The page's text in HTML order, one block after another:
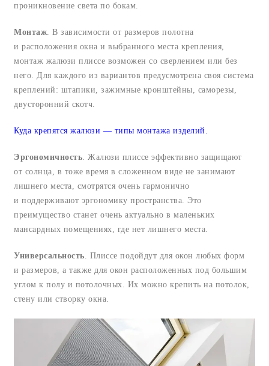
проникновение света по бокам.
Монтаж . В зависимости от размеров полотна
и расположения окна и выбранного места крепления,
монтаж жалюзи плиссе возможен со сверлением или без
него. Для каждого из вариантов предусмотрена своя система
креплений: штапики, зажимные кронштейны, саморезы,
двусторонний скотч.
Куда крепятся жалюзи — типы монтажа изделий.
Эргономичность . Жалюзи плиссе эффективно защищают
от солнца, в тоже время в сложенном виде не занимают
лишнего места, смотрятся очень гармонично
и поддерживают эргономику пространства. Это
преимущество станет очень актуально в маленьких
мансардных помещениях, где нет лишнего места.
Универсальность . Плиссе подойдут для окон любых форм
и размеров, а также для окон расположенных под большим
углом к полу и потолочных. Их можно крепить на потолок,
стену или створку окна.